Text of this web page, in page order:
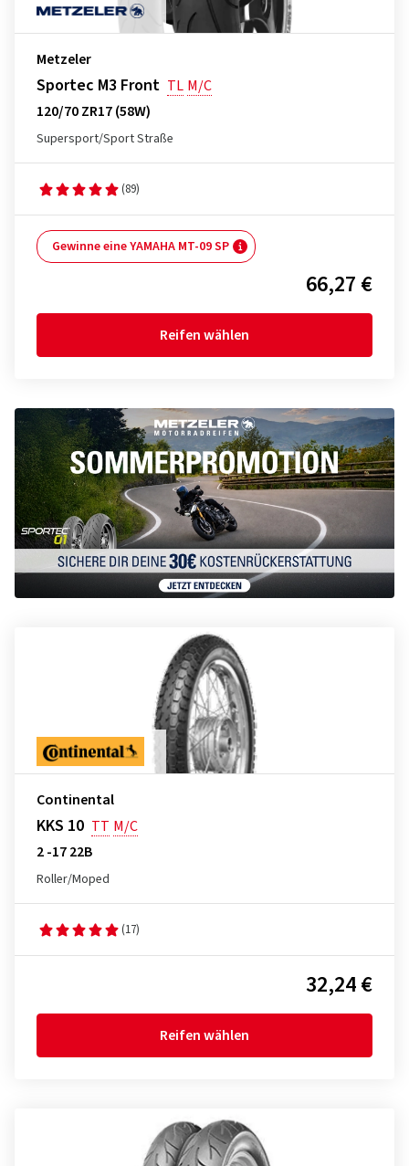
Metzeler
Sportec M3 Front TL M/C
120/70 ZR17 (58W)
Supersport/Sport Straße
(89)
Gewinne eine YAMAHA MT-09 SP
66,27 €
Reifen wählen
Continental
KKS 10 TT M/C
2 -17 22B
Roller/Moped
(17)
32,24 €
Reifen wählen